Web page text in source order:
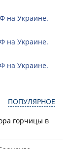
на Украине.
на Украине.
на Украине.
ПОПУЛЯРНОЕ
горчицы в